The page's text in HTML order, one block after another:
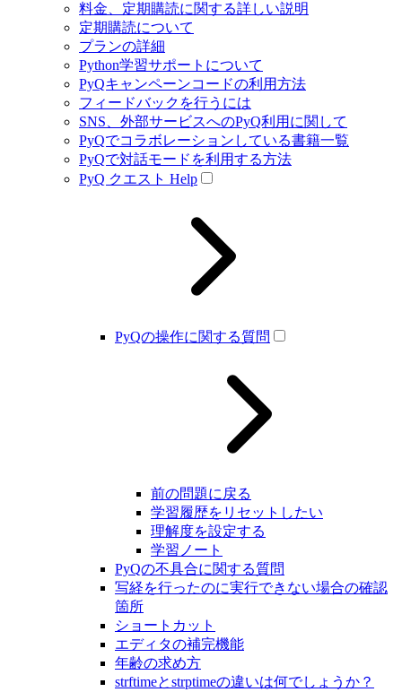
料金、定期購読に関する詳しい説明
定期購読について
プランの詳細
Python学習サポートについて
PyQキャンペーンコードの利用方法
フィードバックを行うには
SNS、外部サービスへのPyQ利用に関して
PyQでコラボレーションしている書籍一覧
PyQで対話モードを利用する方法
PyQ クエスト Help
PyQの操作に関する質問
前の問題に戻る
学習履歴をリセットしたい
理解度を設定する
学習ノート
PyQの不具合に関する質問
写経を行ったのに実行できない場合の確認
箇所
ショートカット
エディタの補完機能
年齢の求め方
strftimeとstrptimeの違いは何でしょうか？